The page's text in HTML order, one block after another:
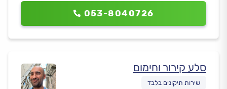
053-8040726
סלע קירור וחימום